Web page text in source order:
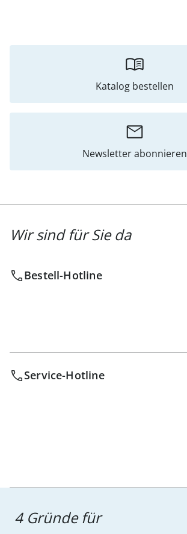
Katalog bestellen
Newsletter abonnieren
Wir sind für Sie da
Bestell-Hotline
Service-Hotline
4 Gründe für